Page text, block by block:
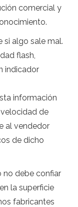
comercial y
si algo sale mal.
flash,
indicador
información
de
al vendedor
de dicho
no debe confiar
la superficie
fabricantes